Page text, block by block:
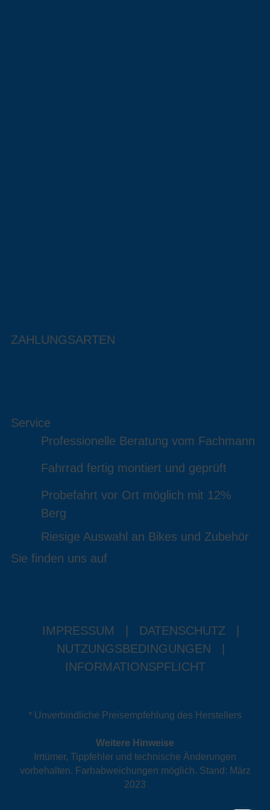
ZAHLUNGSARTEN
Service
Professionelle Beratung vom Fachmann
Fahrrad fertig montiert und geprüft
Probefahrt vor Ort möglich mit 12%
Berg
Riesige Auswahl an Bikes und Zubehör
Sie finden uns auf
IMPRESSUM DATENSCHUTZ
NUTZUNGSBEDINGUNGEN
INFORMATIONSPFLICHT
* Unverbindliche Preisempfehlung des Herstellers
Weitere Hinweise
Irrtümer, Tippfehler und technische Änderungen
vorbehalten. Farbabweichungen möglich. Stand: März
2023